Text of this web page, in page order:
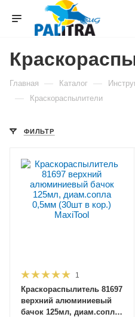
Главная — Каталог —
— Краскораспылители
ФИЛЬТР
1
Краскораспылитель 81697
верхний алюминиевый
бачок 125мл, диам.сопла